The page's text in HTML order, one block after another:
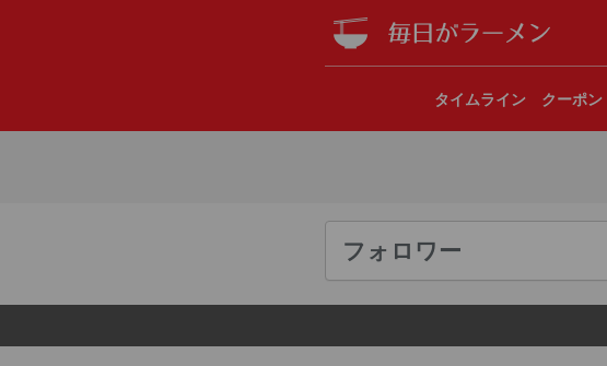
タイムライン クーポン
フォロワー